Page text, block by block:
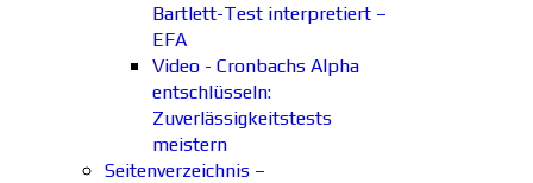
Bartlett-Test interpretiert –
EFA
Video - Cronbachs Alpha
entschlüsseln:
Zuverlässigkeitstests
meistern
Seitenverzeichnis –